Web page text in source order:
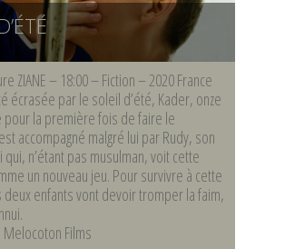
ZIANE – 18:00 – Fiction – 2020 France
écrasée par le soleil d’été, Kader, onze
pour la première fois de faire le
accompagné malgré lui par Rudy, son
n’étant pas musulman, voit cette
un nouveau jeu. Pour survivre à cette
enfants vont devoir tromper la faim,
Films